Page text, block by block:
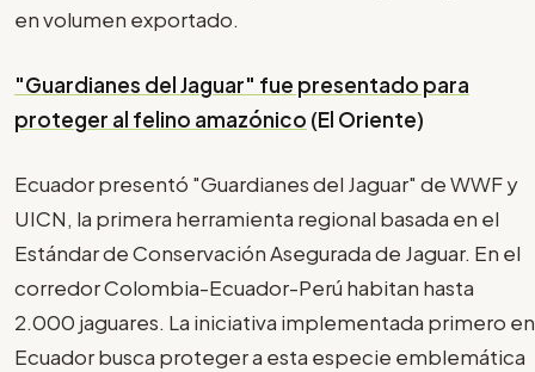
en volumen exportado.
"Guardianes del Jaguar" fue presentado para
proteger al felino amazónico (El Oriente)
Ecuador presentó "Guardianes del Jaguar" de WWF y
UICN, la primera herramienta regional basada en el
Estándar de Conservación Asegurada de Jaguar. En el
corredor Colombia-Ecuador-Perú habitan hasta
2.000 jaguares. La iniciativa implementada primero en
Ecuador busca proteger a esta especie emblemática